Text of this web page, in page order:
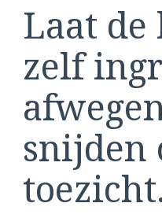
Laat
zelf
snijden